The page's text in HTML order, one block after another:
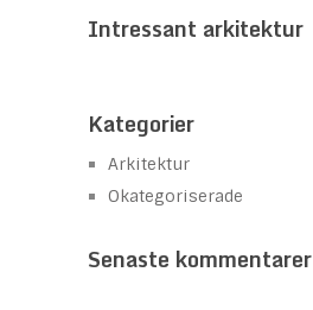
Intressant arkitektur
Kategorier
Arkitektur
Okategoriserade
Senaste kommentarer